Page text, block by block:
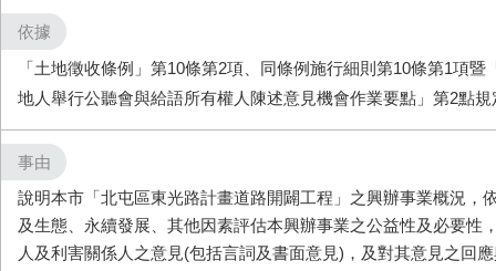
依據
「土地徵收條例」第10條第2項、同條例施行細則第10條第1項暨
地人舉行公聽會與給語所有權人陳述意見機會作業要點」第2點規
事由
說明本市「北屯區東光路計畫道路開闢工程」之興辦事業概況，
及生態、永續發展、其他因素評估本興辦事業之公益性及必要性
人及利害關係人之意見(包括言詞及書面意見)，及對其意見之回